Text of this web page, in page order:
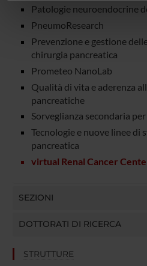
informazioni sul modo in cui
con altre informazioni che hai
raccolto dal tuo utilizzo dei loro
Patologie neuroendocrine
PneumoResearch
Prevenzione e gestione
chirurgia pancreatica
Prometeo NanoLab
Qualità di vita e aderenza
pancreatiche
Sorveglianza secondaria
Tecnologie e nuove linee di
pancreatica
virtual Renal Cancer
SEZIONI
DOTTORATI DI RICERCA
STRUTTURE